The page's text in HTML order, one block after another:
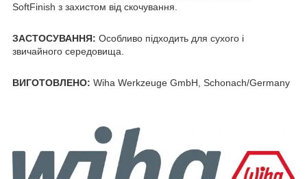
SoftFinish з захистом від скочування.
ЗАСТОСУВАННЯ: Особливо підходить для сухого і
звичайного середовища.
ВИГОТОВЛЕНО: Wiha Werkzeuge GmbH, Schonach/Germany